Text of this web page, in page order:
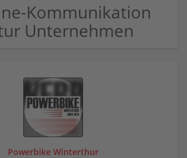
Kommunikation
Unternehmen
Powerbike Winterthur